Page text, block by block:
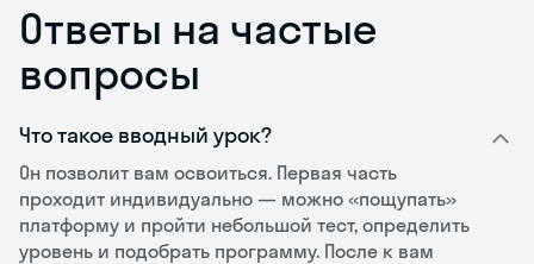
Ответы на частые
вопросы
Что такое вводный урок?
Он позволит вам освоиться. Первая часть
проходит индивидуально — можно «пощупать»
платформу и пройти небольшой тест, определить
уровень и подобрать программу. После к вам